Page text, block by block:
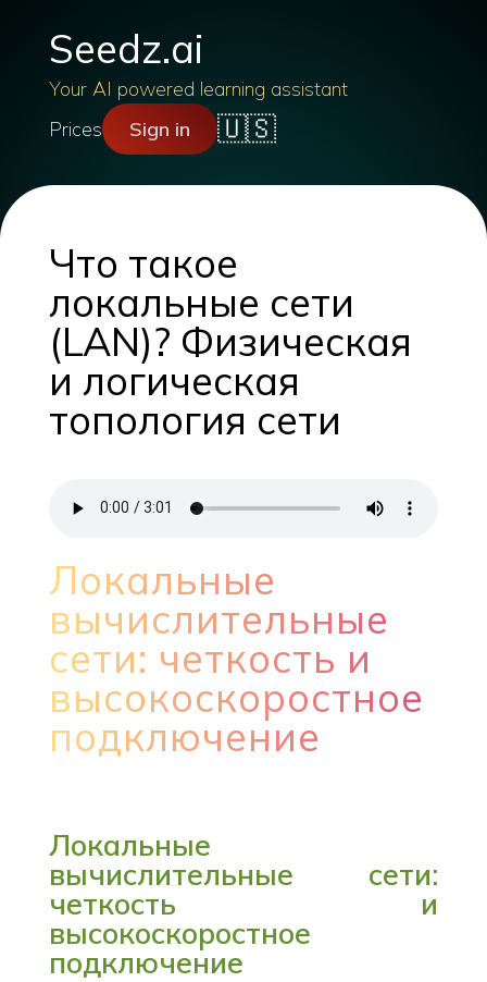
Seedz.ai
Your AI powered learning assistant
Prices
Sign in 🇺🇸
Что такое
локальные сети
(LAN)? Физическая
и логическая
топология сети
Локальные
вычислительные
сети: четкость и
высокоскоростное
подключение
Локальные
вычислительные сети:
четкость и
высокоскоростное
подключение